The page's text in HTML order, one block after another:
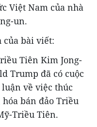
Việt Nam của nhà
un.
bài viết:
Tiên Kim Jong-
Trump đã có cuộc
về việc thúc
bán đảo Triều
Triều Tiên.